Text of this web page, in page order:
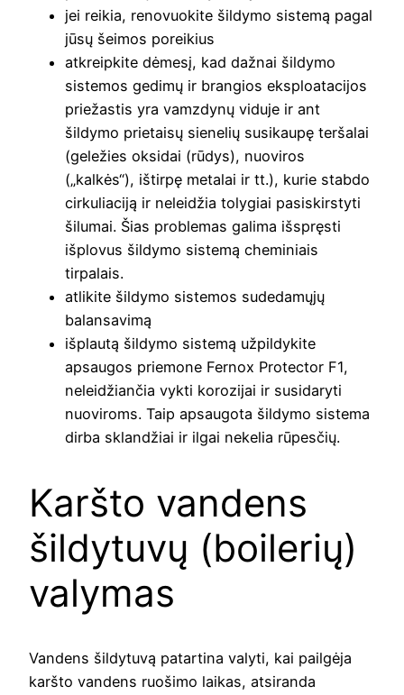
jei reikia, renovuokite šildymo sistemą pagal
jūsų šeimos poreikius
atkreipkite dėmesį, kad dažnai šildymo
sistemos gedimų ir brangios eksploatacijos
priežastis yra vamzdynų viduje ir ant
šildymo prietaisų sienelių susikaupę teršalai
(geležies oksidai (rūdys), nuoviros
(„kalkės“), ištirpę metalai ir tt.), kurie stabdo
cirkuliaciją ir neleidžia tolygiai pasiskirstyti
šilumai. Šias problemas galima išspręsti
išplovus šildymo sistemą cheminiais
tirpalais.
atlikite šildymo sistemos sudedamųjų
balansavimą
išplautą šildymo sistemą užpildykite
apsaugos priemone Fernox Protector F1,
neleidžiančia vykti korozijai ir susidaryti
nuoviroms. Taip apsaugota šildymo sistema
dirba sklandžiai ir ilgai nekelia rūpesčių.
Karšto vandens
šildytuvų (boilerių)
valymas
Vandens šildytuvą patartina valyti, kai pailgėja
karšto vandens ruošimo laikas, atsiranda